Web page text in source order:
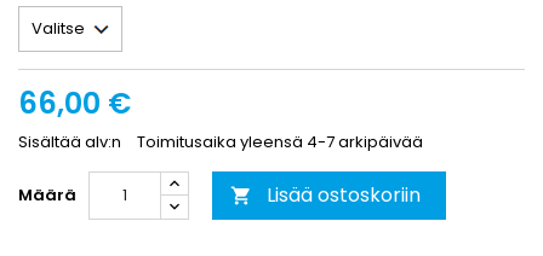
66,00 €
Sisältää alv:n Toimitusaika yleensä 4-7 arkipäivää
Määrä  Lisää ostoskoriin